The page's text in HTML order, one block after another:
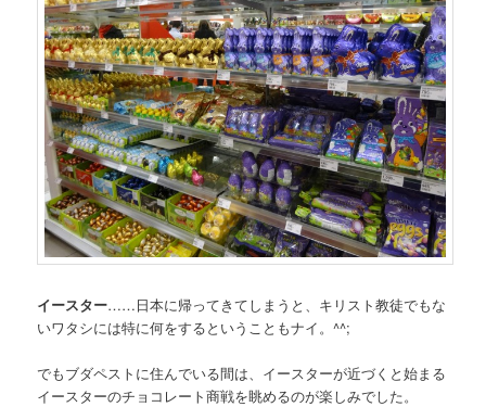
イースター……日本に帰ってきてしまうと、キリスト教徒でもな
いワタシには特に何をするということもナイ。^^;
でもブダペストに住んでいる間は、イースターが近づくと始まる
イースターのチョコレート商戦を眺めるのが楽しみでした。